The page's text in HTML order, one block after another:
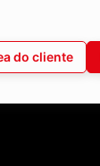
do cliente